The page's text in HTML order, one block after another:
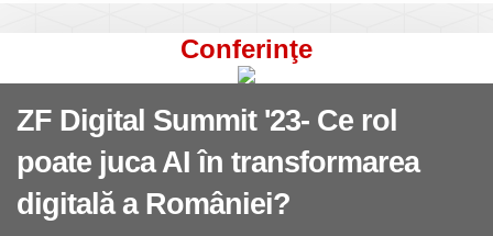
Conferinţe
ZF Digital Summit '23- Ce rol
poate juca AI în transformarea
digitală a României?